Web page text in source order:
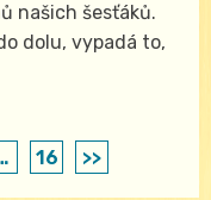
našich šesťáků.
dolu, vypadá to,
16 >>